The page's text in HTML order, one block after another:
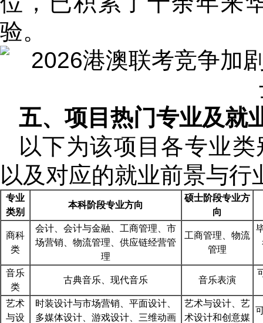
验。
五、项目热门专业及就
以下为该项目各专业
以及对应的就业前景与行
专业
类别
本科阶段专业方向
硕士阶段专业方
向
商科
类
会计、会计与金融、工商管理、市
场营销、物流管理、供应链经营管
理
工商管理、物流
管理
音乐
类
古典音乐、现代音乐 音乐表演
艺术
与设
时装设计与市场营销、平面设计、
多媒体设计、游戏设计、三维动画
艺术与设计、艺
术设计和创意媒